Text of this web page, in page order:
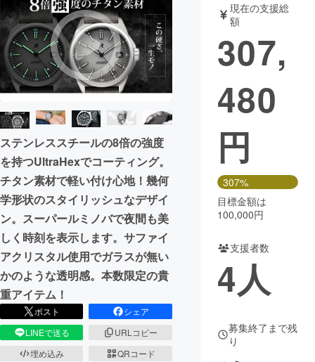
テクノロジー・ガジェット
映像・映画 書籍・雑誌
ビジネス・起業 チャレンジ
まちづくり・地域活性化
CAMPFIRE for Social Good
CAMPFIRE Creation
CAMPFIREふるさと納税machi-ya コミュニティ
ステンレススチールの8倍の強度
を持つUltraHexでコーティング。
チタン素材で軽い付け心地！幾何
学形状のスタイリッシュなデザイ
ン。スーパールミノバで夜間も美
しく時刻を表示します。サファイ
アクリスタル使用でガラスが無い
かのような透明感。本数限定の貴
重アイテム！
ポスト
シェア
LINEで送る
URLコピー
埋め込み
QRコード
現在の支援総
額
307,
480
円
307%
目標金額は
100,000円
支援者数
4人
募集終了まで残
り